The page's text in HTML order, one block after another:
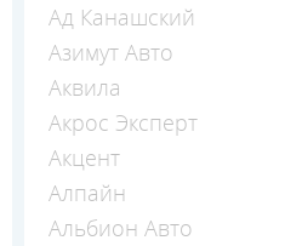
Ад Канашский
Азимут Авто
Аквила
Акрос Эксперт
Акцент
Алпайн
Альбион Авто